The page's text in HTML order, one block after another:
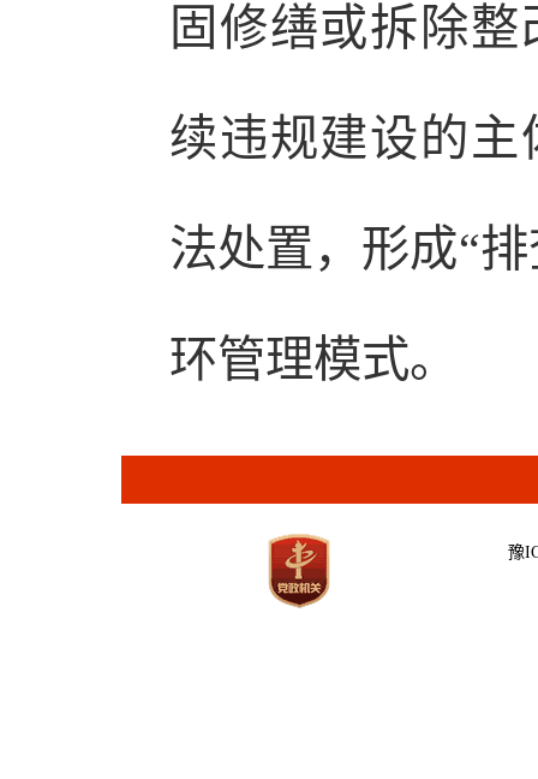
固修缮或拆除
续违规建设的
法处置，形成“
环管理模式。
豫